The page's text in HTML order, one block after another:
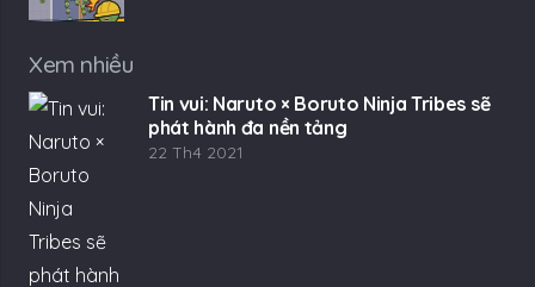
Xem nhiều
Tin vui: Naruto × Boruto Ninja Tribes sẽ
phát hành đa nền tảng
22 Th4 2021